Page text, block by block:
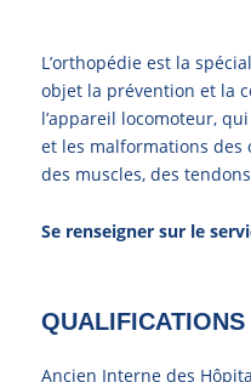
L’orthopédie est la
objet la prévention et la
l’appareil locomoteur,
et les malformations des
des muscles, des
Se renseigner sur le
QUALIFICATIONS
Ancien Interne des